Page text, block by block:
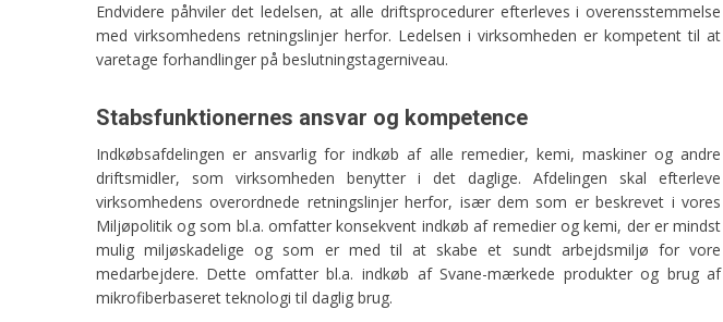
Endvidere påhviler det ledelsen, at alle driftsprocedurer efterleves i overensstemmelse
med virksomhedens retningslinjer herfor. Ledelsen i virksomheden er kompetent til at
varetage forhandlinger på beslutningstagerniveau.​
Stabsfunktionernes ansvar og kompetence
Indkøbsafdelingen er ansvarlig for indkøb af alle remedier, kemi, maskiner og andre
driftsmidler, som virksomheden benytter i det daglige. Afdelingen skal efterleve
virksomhedens overordnede retningslinjer herfor, især dem som er beskrevet i vores
Miljøpolitik og som bl.a. omfatter konsekvent indkøb af remedier og kemi, der er mindst
mulig miljøskadelige og som er med til at skabe et sundt arbejdsmiljø for vore
medarbejdere. Dette omfatter bl.a. indkøb af Svane-mærkede produkter og brug af
mikrofiberbaseret teknologi til daglig brug.